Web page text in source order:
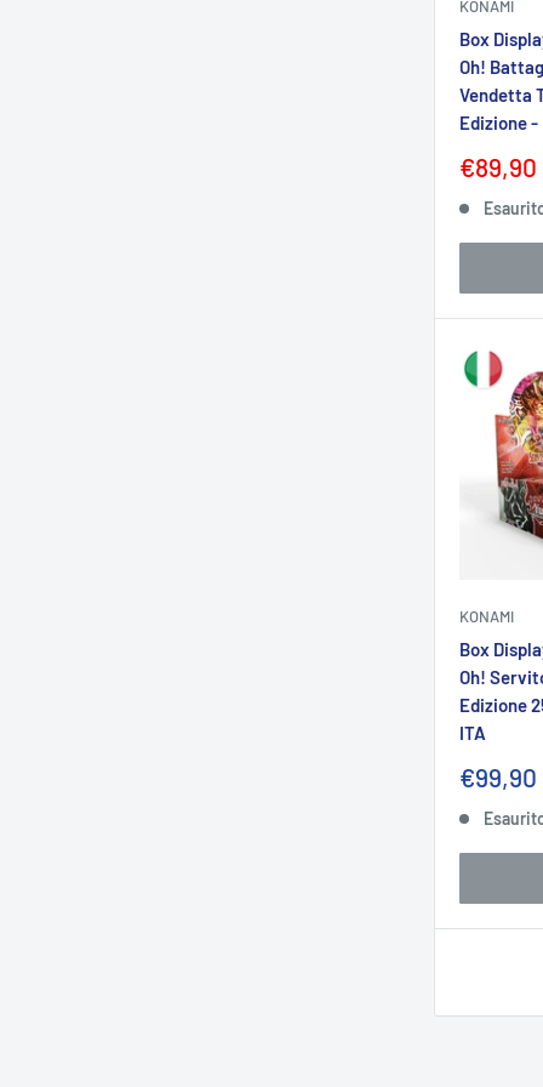
KONAMI
Box
Oh!
Vendetta
Edizione -
Prezzo
€89,90
KONAMI
Box
Oh!
Edizione
ITA
Prezzo
€99,90